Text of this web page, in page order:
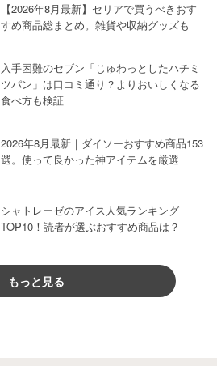
【2026年8月最新】セリアで買うべきおす
すめ商品総まとめ。雑貨や収納グッズも
入手困難のセブン「じゅわっとしたハチミ
ツパン」は口コミ通り？よりおいしくなる
食べ方も検証
2026年8月最新｜ダイソーおすすめ商品153
選。使って良かった神アイテムを厳選
シャトレーゼのアイス人気ランキング
TOP10！読者が選ぶおすすめ商品は？
もっと見る